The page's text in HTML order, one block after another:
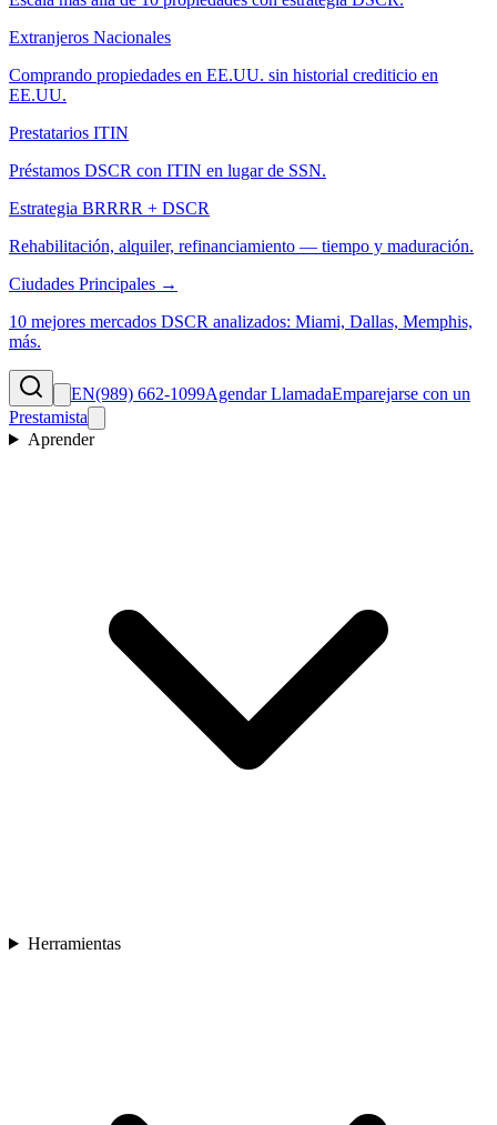
Extranjeros Nacionales
Comprando propiedades en EE.UU. sin historial crediticio en
EE.UU.
Prestatarios ITIN
Préstamos DSCR con ITIN en lugar de SSN.
Estrategia BRRRR + DSCR
Rehabilitación, alquiler, refinanciamiento — tiempo y maduración.
Ciudades Principales →
10 mejores mercados DSCR analizados: Miami, Dallas, Memphis,
más.
EN(989) 662-1099Agendar LlamadaEmparejarse con un
Prestamista
Aprender
Herramientas